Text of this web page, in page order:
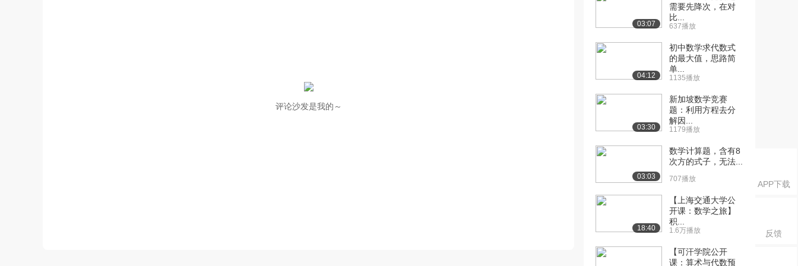
APP下载
反馈
评论沙发是我的～
03:07
需要先降次，在对
比...
637播放
04:12
初中数学求代数式
的最大值，思路简
单...
1135播放
03:30
新加坡数学竞赛
题：利用方程去分
解因...
1179播放
03:03
数学计算题，含有8
次方的式子，无法...
707播放
18:40
【上海交通大学公
开课：数学之旅】
积...
1.6万播放
【可汗学院公开
课：算术与代数预